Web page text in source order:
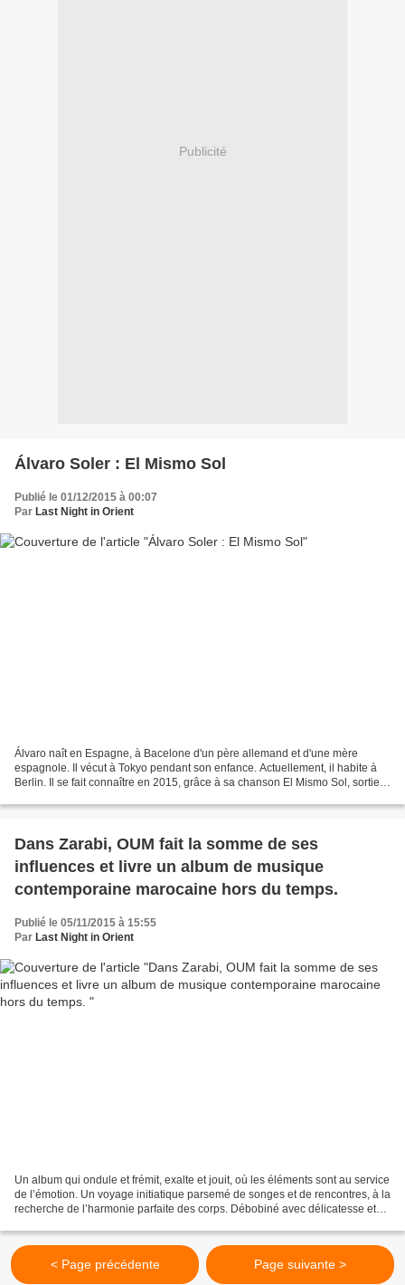
Publicité
Álvaro Soler : El Mismo Sol
Publié le 01/12/2015 à 00:07
Par Last Night in Orient
Álvaro naît en Espagne, à Bacelone d'un père allemand et d'une mère
espagnole. Il vécut à Tokyo pendant son enfance. Actuellement, il habite à
Berlin. Il se fait connaître en 2015, grâce à sa chanson El Mismo Sol, sortie
Dans Zarabi, OUM fait la somme de ses
influences et livre un album de musique
contemporaine marocaine hors du temps.
Publié le 05/11/2015 à 15:55
Par Last Night in Orient
Un album qui ondule et frémit, exalte et jouit, où les éléments sont au service
de l’émotion. Un voyage initiatique parsemé de songes et de rencontres, à la
recherche de l’harmonie parfaite des corps. Débobiné avec délicatesse et
< Page précédente Page suivante >